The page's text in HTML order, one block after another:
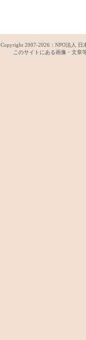
Copyright 2007-2026： NPO法人 日
このサイトにある画像・文章